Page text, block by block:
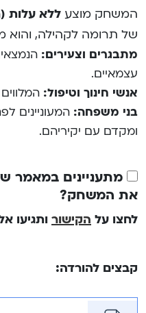
המשחק מוצע ללא עלות
של תרומה לקהילה, והוא
מתבגרים וצעירים:
עצמאיים.
אנשי חינוך וטיפול:
בני משפחה: המעוניינים
ומקדם עם יקיריהם.
מתעניינים במאמר
את המשחק?
לחצו על הקישור ותגיעו
קבצים להורדה: